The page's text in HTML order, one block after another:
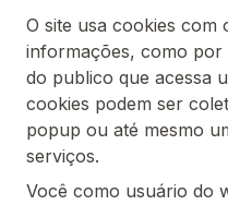
O site usa cookies com
informações, como por
do publico que acessa
cookies podem ser
popup ou até mesmo
serviços.
Você como usuário do